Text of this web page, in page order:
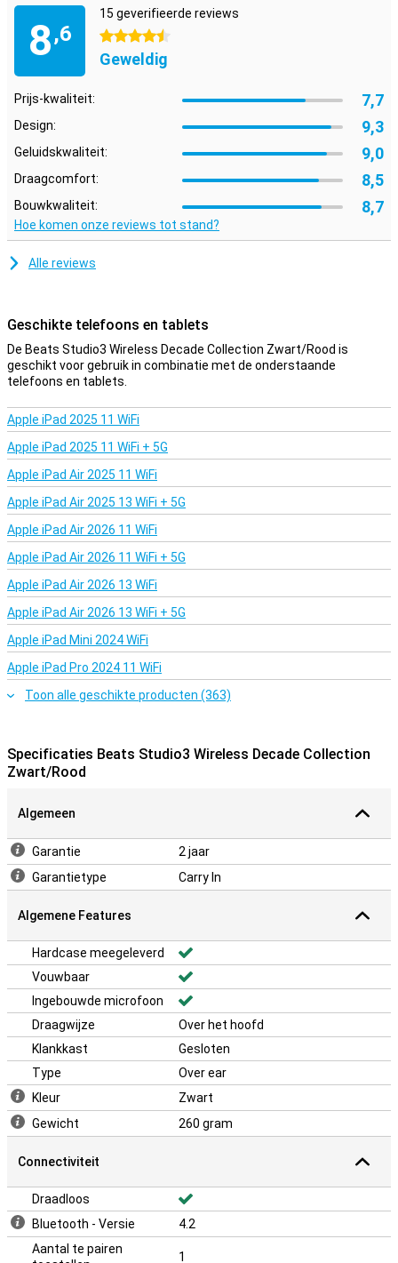
8,6
15 geverifieerde reviews
4.5 sterren
Geweldig
Prijs-kwaliteit: 7,7
Design: 9,3
Geluidskwaliteit: 9,0
Draagcomfort: 8,5
Bouwkwaliteit: 8,7
Hoe komen onze reviews tot stand?
Alle reviews
Geschikte telefoons en tablets
De Beats Studio3 Wireless Decade Collection Zwart/Rood is
geschikt voor gebruik in combinatie met de onderstaande
telefoons en tablets.
Apple iPad 2025 11 WiFi
Apple iPad 2025 11 WiFi + 5G
Apple iPad Air 2025 11 WiFi
Apple iPad Air 2025 13 WiFi + 5G
Apple iPad Air 2026 11 WiFi
Apple iPad Air 2026 11 WiFi + 5G
Apple iPad Air 2026 13 WiFi
Apple iPad Air 2026 13 WiFi + 5G
Apple iPad Mini 2024 WiFi
Apple iPad Pro 2024 11 WiFi
Toon alle geschikte producten (363)
Specificaties Beats Studio3 Wireless Decade Collection
Zwart/Rood
Algemeen
Garantie
2 jaar
Garantietype
Carry In
Algemene Features
Hardcase meegeleverd
Vouwbaar
Ingebouwde microfoon
Draagwijze
Over het hoofd
Klankkast
Gesloten
Type
Over ear
Kleur
Zwart
Gewicht
260 gram
Connectiviteit
Draadloos
Bluetooth - Versie
4.2
Aantal te pairen
1